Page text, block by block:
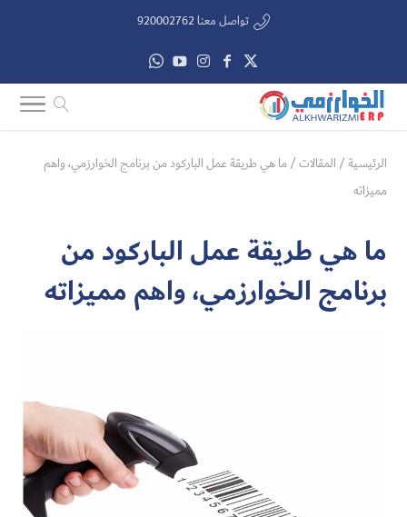
تواصل معنا 920002762
الرئيسية/ المقالات/ما هي طريقة عمل الباركود من برنامج الخوارزمي، واهم
مميزاته
ما هي طريقة عمل الباركود من
برنامج الخوارزمي، واهم مميزاته